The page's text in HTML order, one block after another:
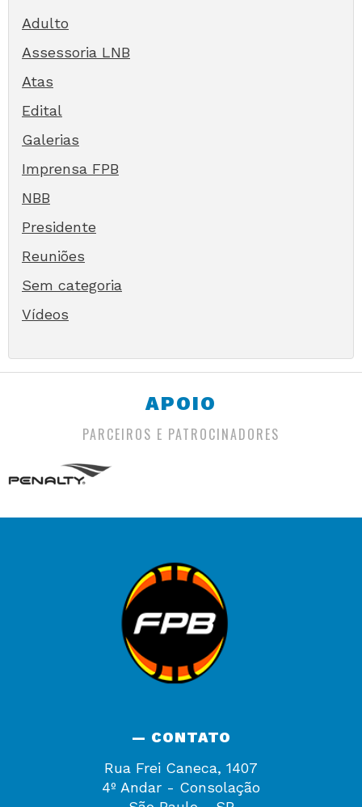
Adulto
Assessoria LNB
Atas
Edital
Galerias
Imprensa FPB
NBB
Presidente
Reuniões
Sem categoria
Vídeos
APOIO
PARCEIROS E PATROCINADORES
— CONTATO
Rua Frei Caneca, 1407
4º Andar - Consolação